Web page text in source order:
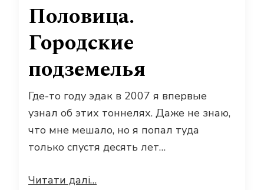
Половица.
Городские
подземелья
Где-то году эдак в 2007 я впервые
узнал об этих тоннелях. Даже не знаю,
что мне мешало, но я попал туда
только спустя десять лет…
Читати далі…